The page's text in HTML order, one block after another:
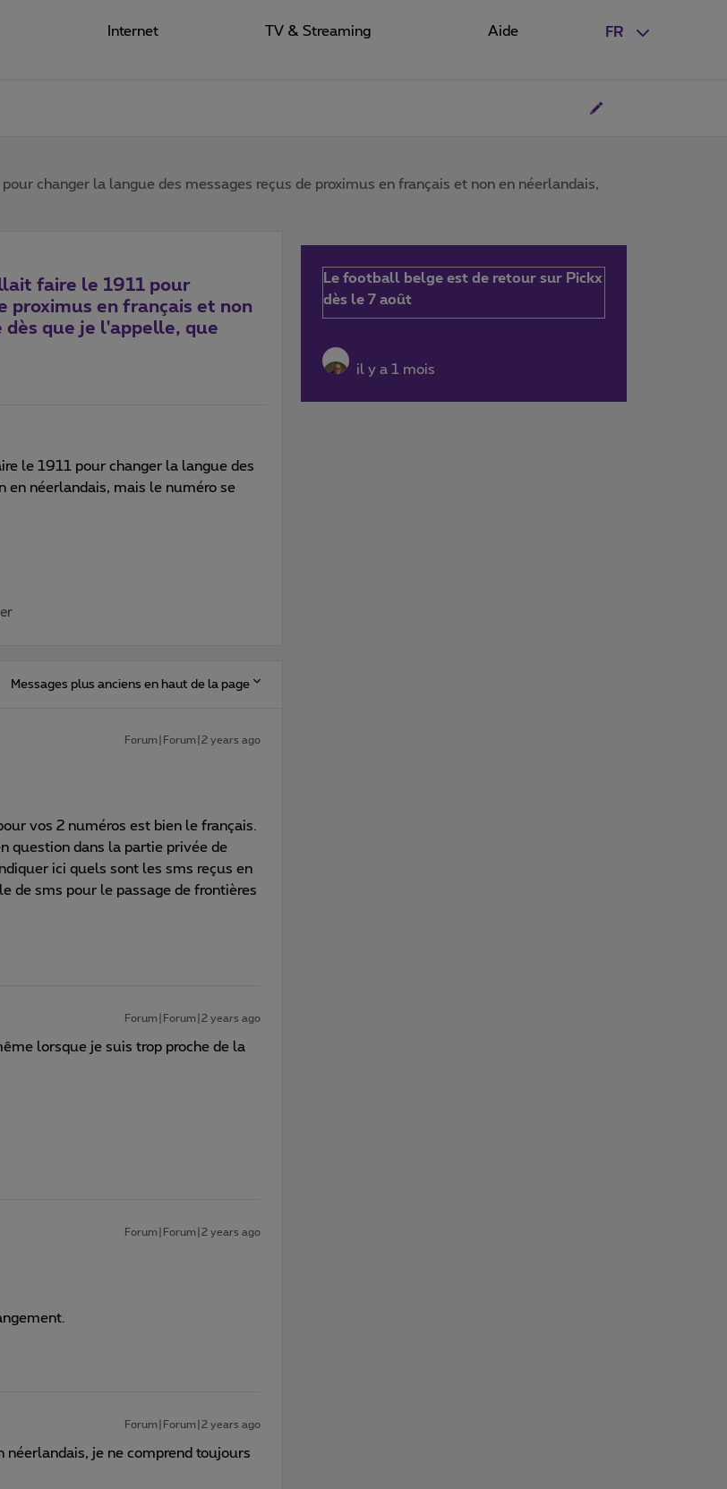
FR
Internet TV & Streaming Aide
changer la langue des messages reçus de proximus en français et non en néerlandais,
faire le 1911 pour
proximus en français et non
que je l'appelle, que
le 1911 pour changer la langue des
en néerlandais, mais le numéro se
Messages plus anciens en haut de la page
Forum|Forum|2 years ago
vos 2 numéros est bien le français.
question dans la partie privée de
ici quels sont les sms reçus en
de sms pour le passage de frontières
Forum|Forum|2 years ago
lorsque je suis trop proche de la
Forum|Forum|2 years ago
Forum|Forum|2 years ago
néerlandais, je ne comprend toujours
Le football belge est de retour sur Pickx
dès le 7 août
il y a 1 mois